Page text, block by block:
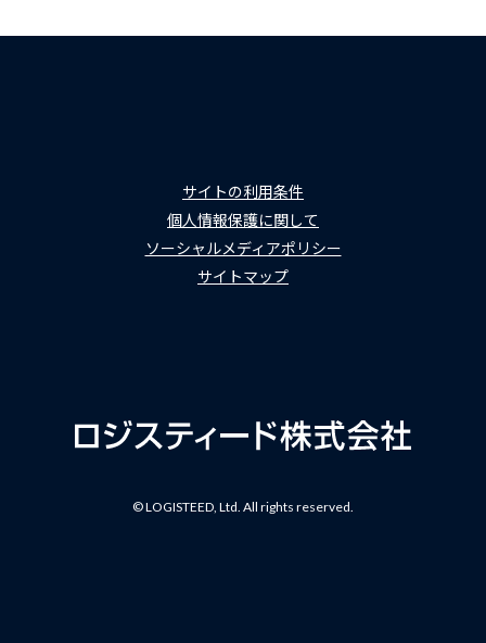
サイトの利用条件
個人情報保護に関して
ソーシャルメディアポリシー
サイトマップ
© LOGISTEED, Ltd. All rights reserved.